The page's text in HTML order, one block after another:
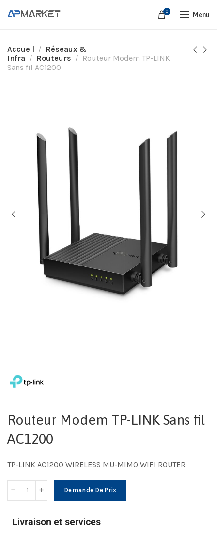
0 Menu
Accueil
Réseaux &
Infra
Routeurs
Routeur Modem TP-LINK
Sans fil AC1200
Routeur Modem TP-LINK Sans fil
AC1200
TP-LINK AC1200 WIRELESS MU-MIMO WIFI ROUTER
Demande De Prix
Livraison et services